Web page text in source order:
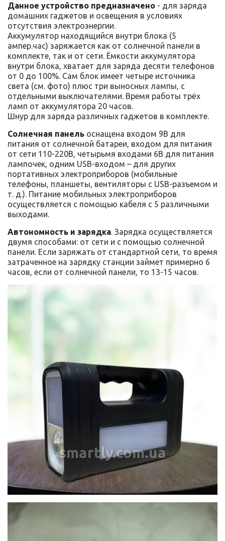
Данное устройство предназначено - для заряда
домашних гаджетов и освещения в условиях
отсутствия электроэнергии.
Аккумулятор находящийся внутри блока (5
ампер.час) заряжается как от солнечной панели в
комплекте, так и от сети. Ёмкости аккумулятора
внутри блока, хватает для заряда десяти телефонов
от 0 до 100%. Сам блок имеет четыре источника
света (см. фото) плюс три выносных лампы, с
отдельными выключателями. Время работы трёх
ламп от аккумулятора 20 часов.
Шнур для заряда различных гаджетов в комплекте.
Солнечная панель оснащена входом 9В для
питания от солнечной батареи, входом для питания
от сети 110-220В, четырьмя входами 6В для питания
лампочек, одним USB-входом – для других
портативных электроприборов (мобильные
телефоны, планшеты, вентиляторы с USB-разъемом и
т. д.). Питание мобильных электроприборов
осуществляется с помощью кабеля с 5 различными
выходами.
Автономность и зарядка. Зарядка осуществляется
двумя способами: от сети и с помощью солнечной
панели. Если заряжать от стандартной сети, то время
затраченное на зарядку станции займет примерно 6
часов, если от солнечной панели, то 13-15 часов.
smartly.com.ua